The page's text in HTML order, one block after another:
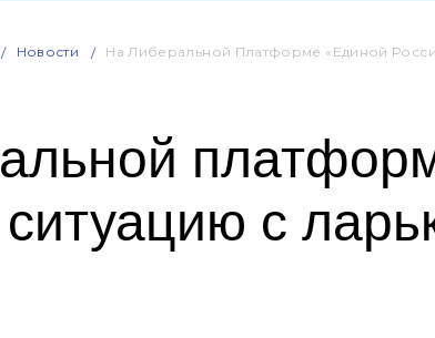
Новости На Либеральной Платформе «Единой
с